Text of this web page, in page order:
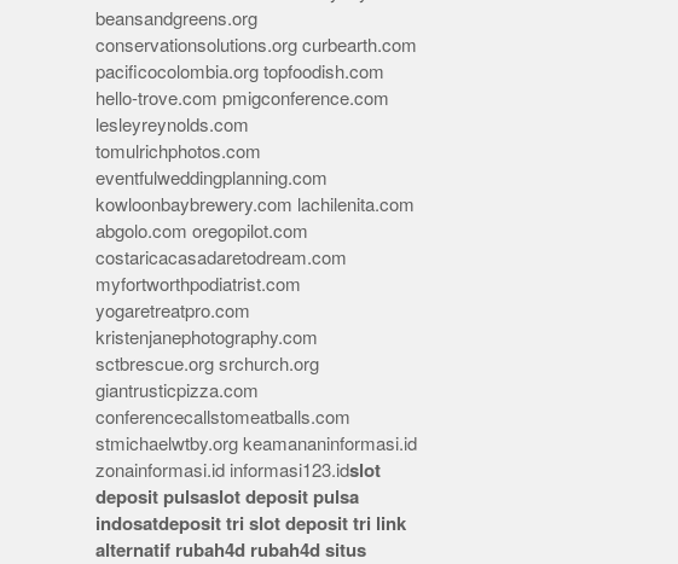
beansandgreens.org
conservationsolutions.org curbearth.com
pacificocolombia.org topfoodish.com
hello-trove.com pmigconference.com
lesleyreynolds.com
tomulrichphotos.com
eventfulweddingplanning.com
kowloonbaybrewery.com lachilenita.com
abgolo.com oregopilot.com
costaricacasadaretodream.com
myfortworthpodiatrist.com
yogaretreatpro.com
kristenjanephotography.com
sctbrescue.org srchurch.org
giantrusticpizza.com
conferencecallstomeatballs.com
stmichaelwtby.org keamananinformasi.id
zonainformasi.id informasi123.idslot
deposit pulsaslot deposit pulsa
indosatdeposit tri slot deposit tri link
alternatif rubah4d rubah4d situs